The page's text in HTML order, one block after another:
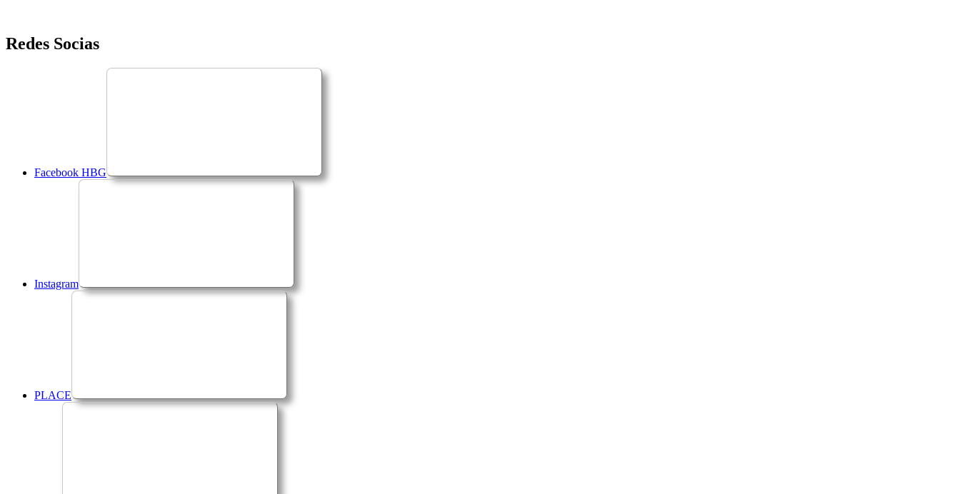
Saltar
para
Redes Socias
Facebook HBG
Instagram
PLACE